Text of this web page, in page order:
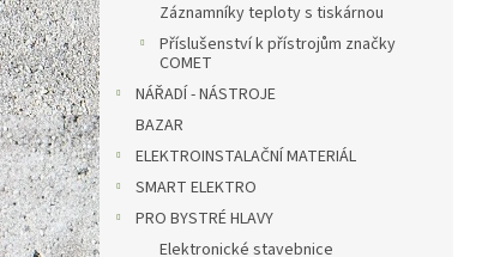
Záznamníky teploty s tiskárnou
Příslušenství k přístrojům značky
COMET
NÁŘADÍ - NÁSTROJE
BAZAR
ELEKTROINSTALAČNÍ MATERIÁL
SMART ELEKTRO
PRO BYSTRÉ HLAVY
Elektronické stavebnice